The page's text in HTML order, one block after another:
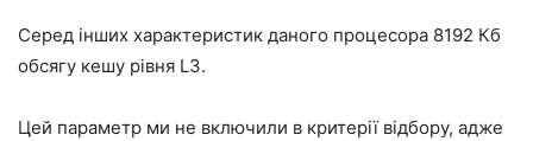
Серед інших характеристик даного процесора 8192 Кб
обсягу кешу рівня L3.
Цей параметр ми не включили в критерії відбору, адже